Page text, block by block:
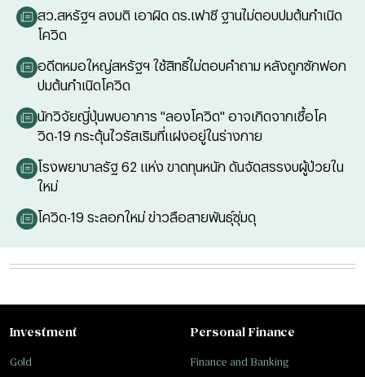
สว.สหรัฐฯ ลงมติ เอาผิด ดร.เฟาชี ฐานไม่ตอบปมต้นกำเนิด
โควิด
อดีตหมอใหญ่สหรัฐฯ ใช้สิทธิ์ไม่ตอบคำถาม หลังถูกซักฟอก
ปมต้นกำเนิดโควิด
นักวิจัยญี่ปุ่นพบอาการ "ลองโควิด" อาจเกิดจากเชื้อโค
วิด-19 กระตุ้นไวรัสเริมที่แฝงอยู่ในร่างกาย
โรงพยาบาลรัฐ 62 แห่ง ขาดทุนหนัก ดันจัดสรรงบผู้ป่วยใน
ใหม่
โควิด-19 ระลอกใหม่ ข่าวลือสายพันธุ์ซุ่มดุ
Investment
Gold
Personal Finance
Finance and Banking